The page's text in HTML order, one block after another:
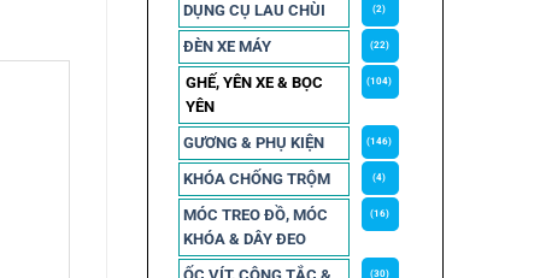
DỤNG CỤ LAU CHÙI (2)
ĐÈN XE MÁY (22)
GHẾ, YÊN XE & BỌC
YÊN
(104)
GƯƠNG & PHỤ KIỆN (146)
KHÓA CHỐNG TRỘM (4)
MÓC TREO ĐỒ, MÓC
KHÓA & DÂY ĐEO
(16)
(30)